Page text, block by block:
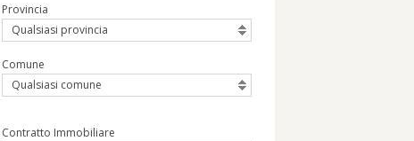
Provincia
Qualsiasi provincia
Comune
Qualsiasi comune
Contratto Immobiliare